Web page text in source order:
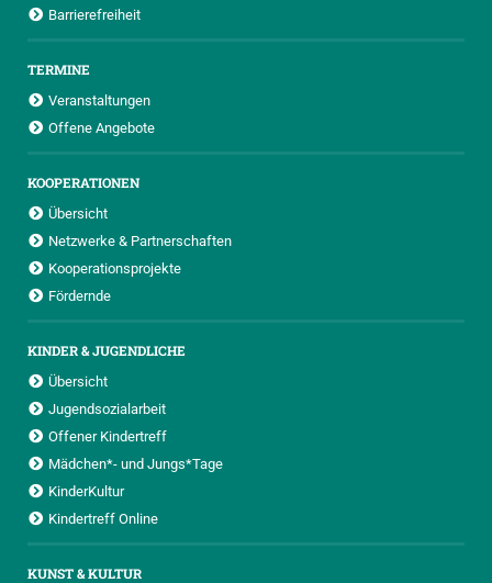
Barrierefreiheit
TERMINE
Veranstaltungen
Offene Angebote
KOOPERATIONEN
Übersicht
Netzwerke & Partnerschaften
Kooperationsprojekte
Fördernde
KINDER & JUGENDLICHE
Übersicht
Jugendsozialarbeit
Offener Kindertreff
Mädchen*- und Jungs*Tage
KinderKultur
Kindertreff Online
KUNST & KULTUR